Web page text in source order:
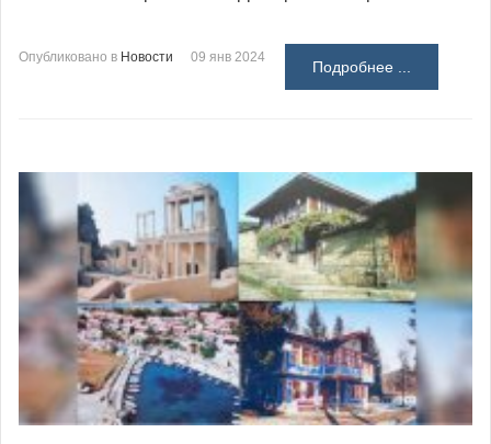
Опубликовано в Новости 09 янв 2024
Подробнее ...